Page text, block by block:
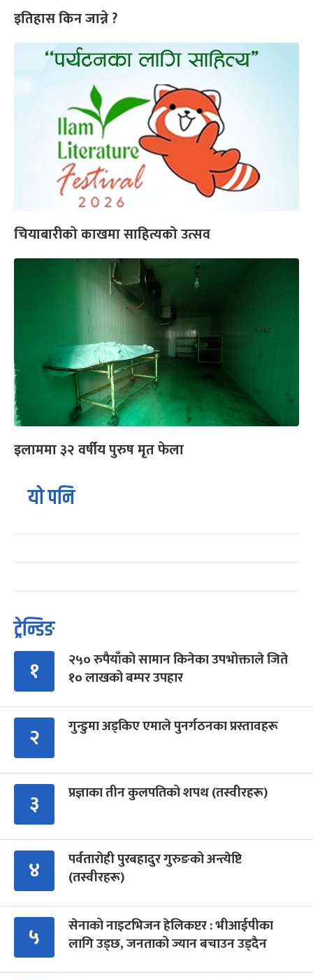
इतिहास किन जान्ने ?
चियाबारीको काखमा साहित्यको उत्सव
इलाममा ३२ वर्षीय पुरुष मृत फेला
यो पनि
ट्रेन्डिङ
१
२५० रुपैयाँको सामान किनेका उपभोक्ताले जिते
१० लाखको बम्पर उपहार
२ गुन्डुमा अड्किए एमाले पुनर्गठनका प्रस्तावहरू
३ प्रज्ञाका तीन कुलपतिको शपथ (तस्वीरहरू)
४
पर्वतारोही पुरबहादुर गुरुङको अन्त्येष्टि
(तस्वीरहरू)
५
सेनाको नाइटभिजन हेलिकप्टर : भीआईपीका
लागि उड्छ, जनताको ज्यान बचाउन उड्दैन